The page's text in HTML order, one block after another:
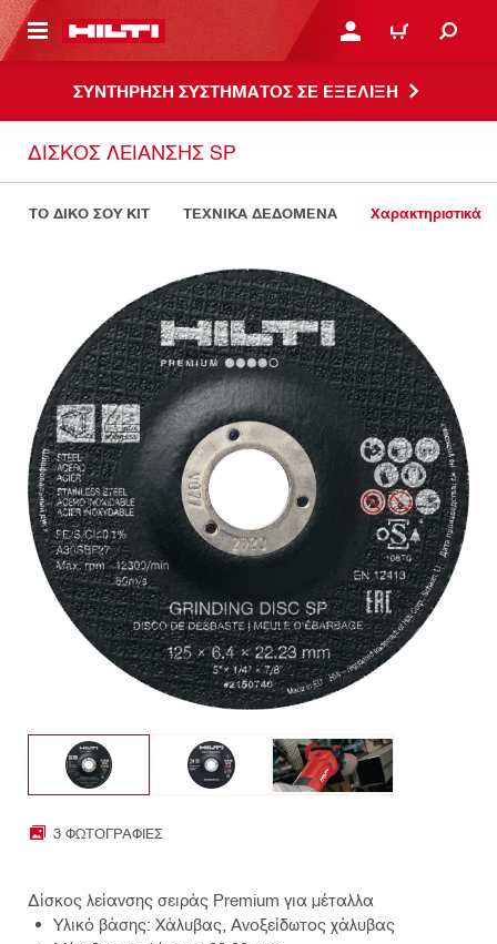
ΕΛΕΓΞΕΙΣ ΤΟ ΠΑΚΕΤΟ ΠΟΥ ΕΧΕΙΣ ΦΤΙΑΞΕΙ ΚΆΝΕ ΣΎΝΔΕΣΗ Ή
ΚΑΛΆΘΙ
ΣΥΝΤΗΡΗΣΗ ΣΥΣΤΗΜΑΤΟΣ ΣΕ ΕΞΕΛΙΞΗ
ΔΊΣΚΟΣ ΛΕΊΑΝΣΗΣ SP
ΤΟ ΔΙΚΟ ΣΟΥ KIT ΤΕΧΝΙΚΑ ΔΕΔΟΜΕΝΑ Χαρακτηριστικά
3 ΦΩΤΟΓΡΑΦΊΕΣ
Δίσκος λείανσης σειράς Premium για μέταλλα
Υλικό βάσης: Χάλυβας, Ανοξείδωτος χάλυβας